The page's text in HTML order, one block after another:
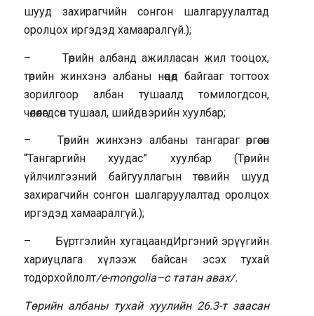
шууд захирагчийн сонгон шалгаруулалтад
оролцох иргэдэд хамааралгүй.);
– Төрийн албанд ажилласан жил тооцох,
төрийн жинхэнэ албаны нөөцөд байгааг тогтоох
зорилгоор албан тушаалд томилогдсон,
чөлөөлөгдсөн тушаал, шийдвэрийн хуулбар;
– Төрийн жинхэнэ албаны тангараг өргөсөн
“Тангаргийн хуудас” хуулбар (Төрийн
үйлчилгээний байгууллагын төсвийн шууд
захирагчийн сонгон шалгаруулалтад оролцох
иргэдэд хамааралгүй.);
– Бүртгэлийн хугацаандИргэний эрүүгийн
хариуцлага хүлээж байсан эсэх тухай
тодорхойлолт/e-mongolia–с татан авах/.
Төрийн албаны тухай хуулийн 26.3-т заасан